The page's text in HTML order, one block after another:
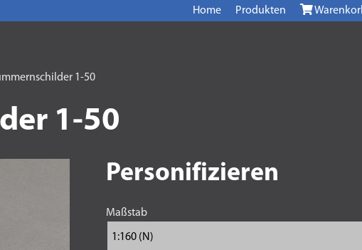
Home Produkten
1-50
1-50
Personifizieren
Maßstab